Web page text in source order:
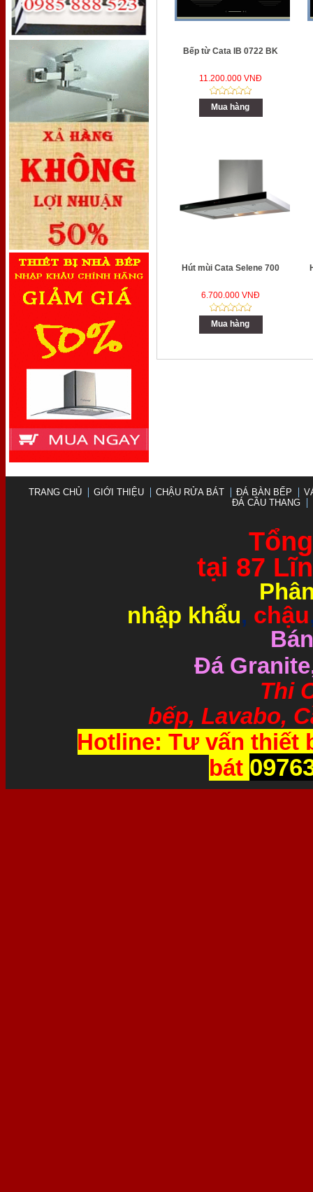
Bếp từ Cata IB 0722 BK
11.200.000 VNĐ
Mua hàng
Hút mùi Cata Selene 700
6.700.000 VNĐ
Mua hàng
TRANG CHỦ GIỚI THIỆU CHẬU RỬA BÁT ĐÁ BÀN BẾP
ĐÁ CẦU THANG
tại 87
nhập khẩu, chậu
Đá
Thi Công và
bếp, Lavabo,
Hotline: Tư vấn thiết
bát